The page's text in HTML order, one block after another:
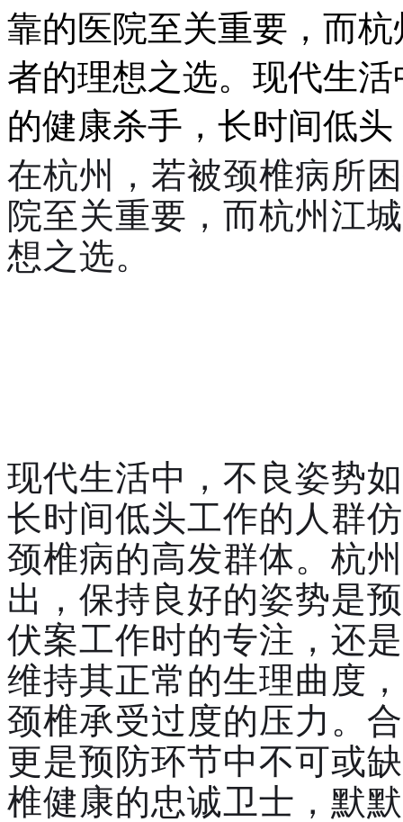
靠的医院至关重要，而
者的理想之选。现代生
的健康杀手，长时间低头
在杭州，若被颈椎病所
院至关重要，而杭州江
想之选。
现代生活中，不良姿势
长时间低头工作的人群
颈椎病的高发群体。杭
出，保持良好的姿势是
伏案工作时的专注，还
维持其正常的生理曲度
颈椎承受过度的压力。
更是预防环节中不可或
椎健康的忠诚卫士，默